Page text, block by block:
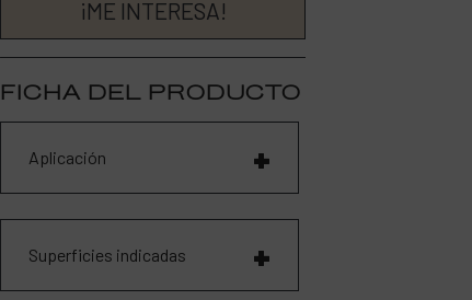
¡ME INTERESA!
FICHA DEL PRODUCTO
Aplicación
Superficies indicadas